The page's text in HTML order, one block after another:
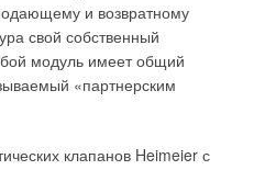
и возвратному
свой собственный
модуль имеет общий
«партнерским
клапанов Heimeier с